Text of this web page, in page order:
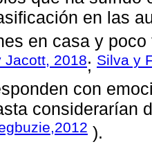
en las
en casa y
Jacott, 2018; Silva y
con
considerarían
).